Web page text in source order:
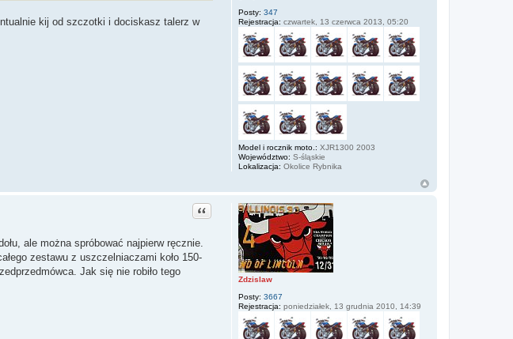
Posty: 347
Rejestracja: czwartek, 13 czerwca 2013, 05:20
Model i rocznik moto.: XJR1300 2003
Województwo: S-śląskie
Lokalizacja: Okolice Rybnika
kij od szczotki i dociskasz talerz w
Zdzislaw
Posty: 3667
Rejestracja: poniedziałek, 13 grudnia 2010, 14:39
Cytuj
ale można spróbować najpierw ręcznie.
zestawu z uszczelniaczami koło 150-
Jak się nie robiło tego